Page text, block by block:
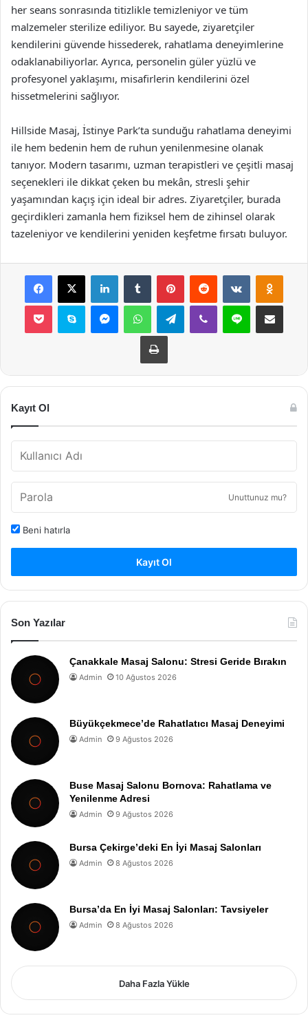
her seans sonrasında titizlikle temizleniyor ve tüm
malzemeler sterilize ediliyor. Bu sayede, ziyaretçiler
kendilerini güvende hissederek, rahatlama deneyimlerine
odaklanabiliyorlar. Ayrıca, personelin güler yüzlü ve
profesyonel yaklaşımı, misafirlerin kendilerini özel
hissetmelerini sağlıyor.
Hillside Masaj, İstinye Park’ta sunduğu rahatlama deneyimi
ile hem bedenin hem de ruhun yenilenmesine olanak
tanıyor. Modern tasarımı, uzman terapistleri ve çeşitli masaj
seçenekleri ile dikkat çeken bu mekân, stresli şehir
yaşamından kaçış için ideal bir adres. Ziyaretçiler, burada
geçirdikleri zamanla hem fiziksel hem de zihinsel olarak
tazeleniyor ve kendilerini yeniden keşfetme fırsatı buluyor.
Facebook
X LinkedInTumblr PinterestReddit VKontakte
Pocket Skype MessengerWhatsAppTelegramViber Line E-Posta ile
Yazdır
Kayıt Ol
Unuttunuz mu?
Beni hatırla
Kayıt Ol
Son Yazılar
Çanakkale Masaj Salonu: Stresi Geride Bırakın
Admin 10 Ağustos 2026
Büyükçekmece’de Rahatlatıcı Masaj Deneyimi
Admin 9 Ağustos 2026
Buse Masaj Salonu Bornova: Rahatlama ve
Yenilenme Adresi
Admin 9 Ağustos 2026
Bursa Çekirge’deki En İyi Masaj Salonları
Admin 8 Ağustos 2026
Bursa’da En İyi Masaj Salonları: Tavsiyeler
Admin 8 Ağustos 2026
Daha Fazla Yükle